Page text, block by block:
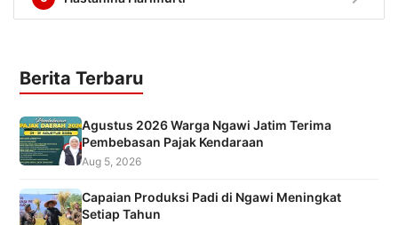
Berita Terbaru
Agustus 2026 Warga Ngawi Jatim Terima
Pembebasan Pajak Kendaraan
Aug 5, 2026
Capaian Produksi Padi di Ngawi Meningkat
Setiap Tahun